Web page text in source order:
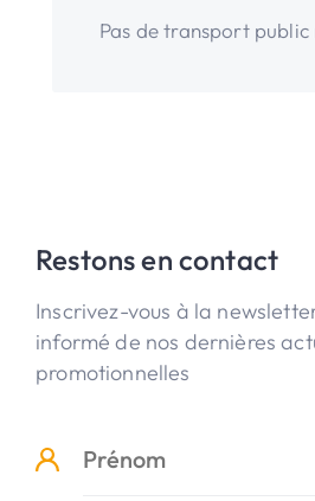
Pas de transport public
Restons en contact
Inscrivez-vous à la
informé de nos dernières
promotionnelles